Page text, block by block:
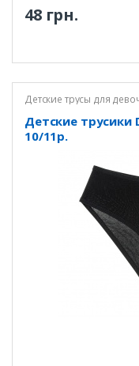
48 грн.
Детские трусы для
Детские трусики
10/11р.